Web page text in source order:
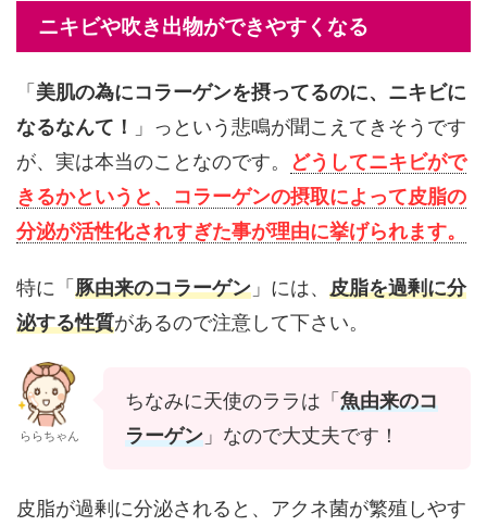
ニキビや吹き出物ができやすくなる
「 美肌の為にコラーゲンを摂ってるのに、ニキビに
なるなんて！
」っという悲鳴が聞こえてきそうです
が、実は本当のことなのです。
どうしてニキビがで
きるかというと、コラーゲンの摂取によって皮脂の
分泌が活性化されすぎた事が理由に挙げられます。
特に「 豚由来のコラーゲン 」には、 皮脂を過剰に分
泌する性質があるので注意して下さい。
ららちゃん
ちなみに天使のララは「 魚由来のコ
ラーゲン 」なので大丈夫です！
皮脂が過剰に分泌されると、アクネ菌が繁殖しやす